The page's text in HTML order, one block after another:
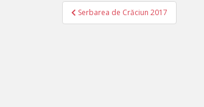
Navigare în articole
Serbarea de Crăciun 2017